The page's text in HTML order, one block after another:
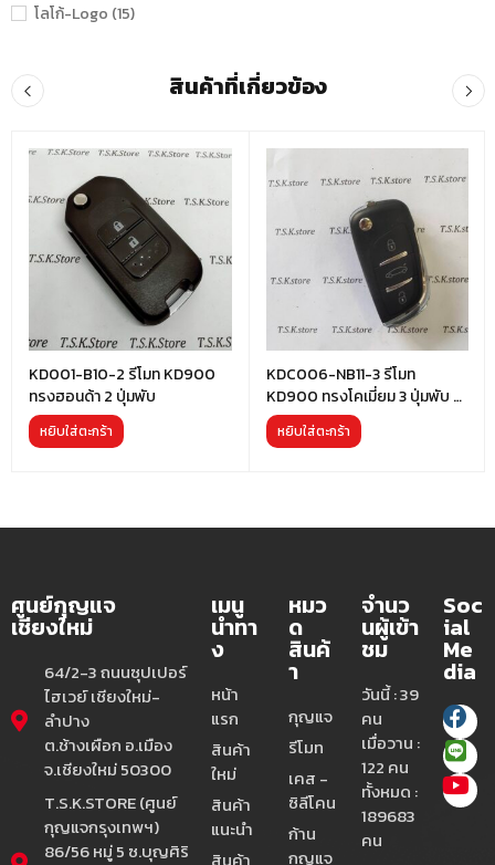
โลโก้-Logo (15)
สินค้าที่เกี่ยวข้อง
KD001-B10-2 รีโมท KD900
ทรงฮอนด้า 2 ปุ่มพับ
หยิบใส่ตะกร้า
KDC006-NB11-3 รีโมท
KD900 ทรงโคเมี่ยม 3 ปุ่มพับ มี
ชิฟ
หยิบใส่ตะกร้า
ศูนย์กุญแจ
เชียงใหม่
64/2-3 ถนนซุปเปอร์
ไฮเวย์ เชียงใหม่-
ลำปาง
ต.ช้างเผือก อ.เมือง
จ.เชียงใหม่ 50300
T.S.K.STORE (ศูนย์
กุญแจกรุงเทพฯ)
86/56 หมู่ 5 ซ.บุญศิริ
เมนู
นำทา
ง
หน้า
แรก
สินค้า
ใหม่
สินค้า
แนะนำ
หมว
ด
สินค้
า
กุญแจ
รีโมท
เคส -
ซิลีโคน
ก้าน
กุญแจ
จำนว
นผู้เข้า
ชม
วันนี้ : 39
คน
เมื่อวาน :
122 คน
ทั้งหมด :
189683
คน
Soc
ial
Me
dia